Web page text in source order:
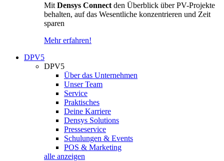
Mit Densys Connect den Überblick über PV-Projekte
behalten, auf das Wesentliche konzentrieren und Zeit
sparen
Mehr erfahren!
DPV5
DPV5
Über das Unternehmen
Unser Team
Service
Praktisches
Deine Karriere
Densys Solutions
Presseservice
Schulungen & Events
POS & Marketing
alle anzeigen